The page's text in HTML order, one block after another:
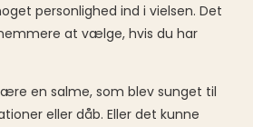
personlighed ind i vielsen. Det
at vælge, hvis du har
en salme, som blev sunget til
eller dåb. Eller det kunne